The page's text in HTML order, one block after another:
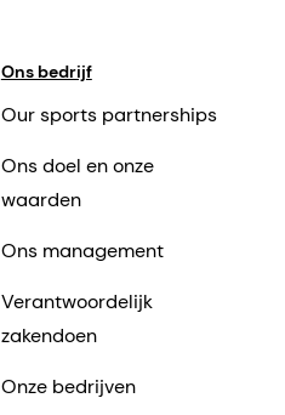
Ons bedrijf
Our sports partnerships
Ons doel en onze
waarden
Ons management
Verantwoordelijk
zakendoen
Onze bedrijven